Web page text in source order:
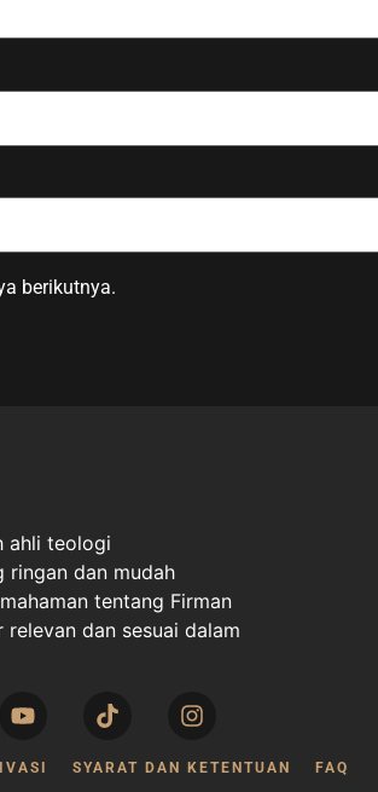
berikutnya.
ahli teologi
ringan dan mudah
tentang Firman
dan sesuai dalam
SYARAT DAN KETENTUAN FAQ